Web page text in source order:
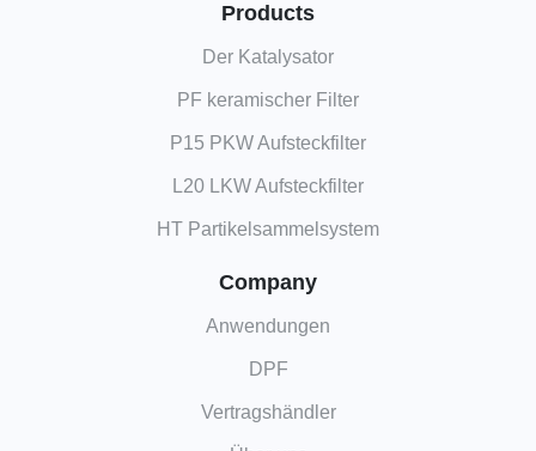
Products
Der Katalysator
PF keramischer Filter
P15 PKW Aufsteckfilter
L20 LKW Aufsteckfilter
HT Partikelsammelsystem
Company
Anwendungen
DPF
Vertragshändler